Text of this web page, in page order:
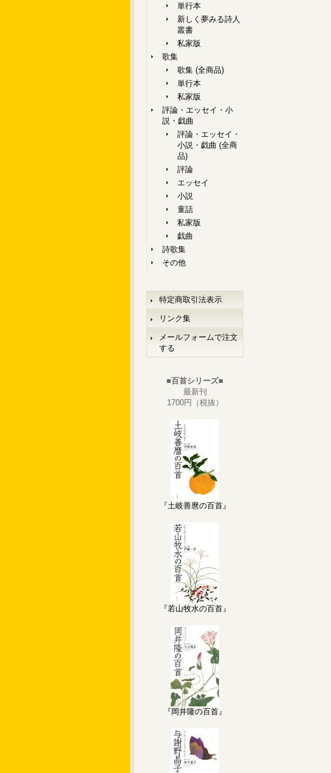
単行本
新しく夢みる詩人
叢書
私家版
歌集
歌集 (全商品)
単行本
私家版
評論・エッセイ・小
説・戯曲
評論・エッセイ・
小説・戯曲 (全商
品)
評論
エッセイ
小説
童話
私家版
戯曲
詩歌集
その他
特定商取引法表示
リンク集
メールフォームで注文
する
■百首シリーズ■
最新刊
1700円（税抜）
『土岐善麿の百首』
『若山牧水の百首』
『岡井隆の百首』